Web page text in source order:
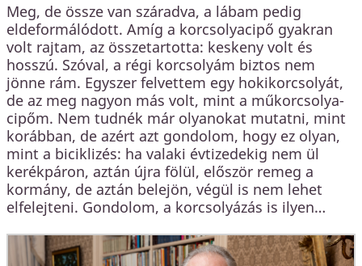
Meg, de össze van száradva, a lábam pedig
eldeformálódott. Amíg a korcsolyacipő gyakran
volt rajtam, az összetartotta: keskeny volt és
hosszú. Szóval, a régi korcsolyám biztos nem
jönne rám. Egyszer felvettem egy hokikorcsolyát,
de az meg nagyon más volt, mint a műkorcsolya-
cipőm. Nem tudnék már olyanokat mutatni, mint
korábban, de azért azt gondolom, hogy ez olyan,
mint a biciklizés: ha valaki évtizedekig nem ül
kerékpáron, aztán újra fölül, először remeg a
kormány, de aztán belejön, végül is nem lehet
elfelejteni. Gondolom, a korcsolyázás is ilyen…